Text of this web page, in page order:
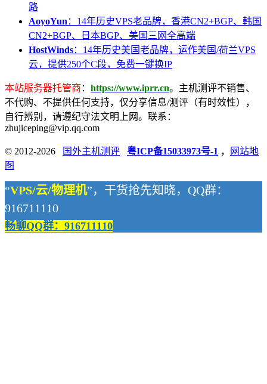
路
AoyoYun ：14年历史VPS老品牌，香港CN2+BGP、韩国
CN2+BGP、日本BGP、美国三网全高端
HostWinds：14年历史美国老品牌，运作美国/荷兰VPS
云，提供250个C段，免费一键换IP
本站服务器托管商 ： https://www.iprr.cn。主机测评不销售、
不代购、不提供任何支持，仅分享信息/测评（有时效性），
自行辨别，请遵纪守法文明上网。联系：
zhujiceping@vip.qq.com
© 2012-2026 国外主机测评 粤ICP备15033973号-1 ，
网站地
图
“VPS/云/物理机”，干货抢先知晓，QQ群：
916711110
畅聊QQ群：916711110